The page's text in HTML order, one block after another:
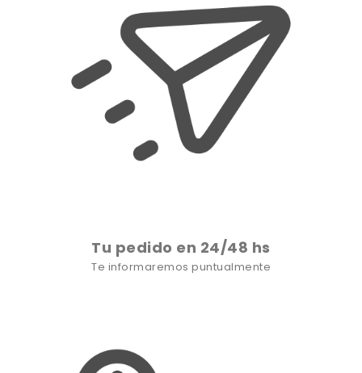
Tu pedido en 24/48 hs
Te informaremos puntualmente